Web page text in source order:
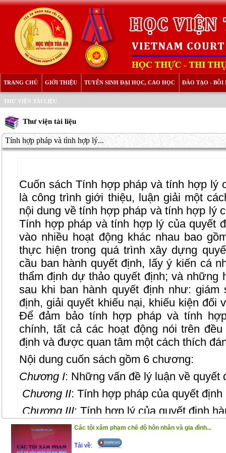
TRANG CHỦ GIỚI THIỆU TUYỂN SINH ĐẠI HỌC, CAO HỌC ĐÀO TẠO - BỒI
THƯ VIỆN TÀI LIỆU
Thư viện tài liệu
Tính hợp pháp và tình hợp lý...
Cuốn sách Tính hợp pháp và tính hợp lý
là công trình giới thiệu, luận giải một
nội dung về tính hợp pháp và tính hợp lý
Tính hợp pháp và tính hợp lý của quyết
vào nhiều hoạt động khác nhau bao
thực hiện trong quá trình xây dựng
cầu ban hành quyết định, lấy ý kiến cá
thẩm định dự thảo quyết định; và những
sau khi ban hành quyết định như:
định, giải quyết khiếu nại, khiếu kiện đối
Để đảm bảo tính hợp pháp và tính
chính, tất cả các hoạt động nói trên
định và được quan tâm một cách thích
Nội dung cuốn sách gồm 6 chương:
Chương I: Những vấn đề lý luận về quyết
Chương II: Tính hợp pháp của quyết
Chương III: Tính hợp lý của quyết định
Chương IV: Mối liên hệ giữa tính hợp
Chương IV : Bảo đảm tính hợp pháp và
Các tội xâm phạm chế độ hôn nhân và gia đình...
Tải về: